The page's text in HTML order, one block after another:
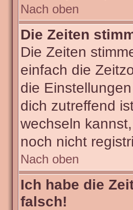
Nach oben
Die Zeiten
Die Zeiten
einfach die
die
dich zutreffend
wechseln
noch nicht
Nach oben
Ich habe die
falsch!